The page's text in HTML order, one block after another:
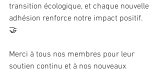
transition écologique, et chaque nouvelle
adhésion renforce notre impact positif.
🤝
Merci à tous nos membres pour leur
soutien continu et à nos nouveaux